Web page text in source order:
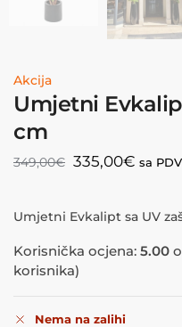
Akcija
Umjetni
cm
349,00€ 335,00€ sa PDV
Umjetni Evkalipt sa UV
Korisnička ocjena: 5.00
korisnika)
Nema na zalihi